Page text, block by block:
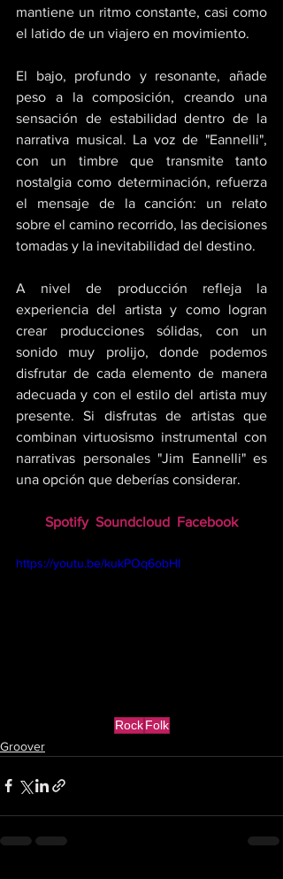
mantiene un ritmo constante, casi como
el latido de un viajero en movimiento.
El bajo, profundo y resonante, añade
peso a la composición, creando una
sensación de estabilidad dentro de la
narrativa musical. La voz de "Eannelli",
con un timbre que transmite tanto
nostalgia como determinación, refuerza
el mensaje de la canción: un relato
sobre el camino recorrido, las decisiones
tomadas y la inevitabilidad del destino.
A nivel de producción refleja la
experiencia del artista y como logran
crear producciones sólidas, con un
sonido muy prolijo, donde podemos
disfrutar de cada elemento de manera
adecuada y con el estilo del artista muy
presente. Si disfrutas de artistas que
combinan virtuosismo instrumental con
narrativas personales "Jim Eannelli" es
una opción que deberías considerar.
Spotify Soundcloud Facebook
https://youtu.be/kukPOq6obHI
Rock Folk
Groover